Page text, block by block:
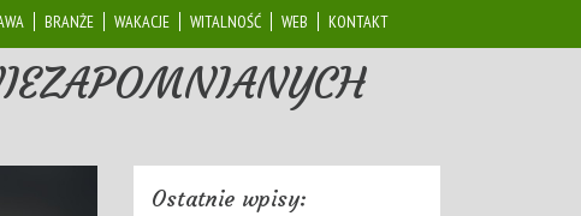
BRANŻE WAKACJE WITALNOŚĆ WEB KONTAKT
Ostatnie wpisy: